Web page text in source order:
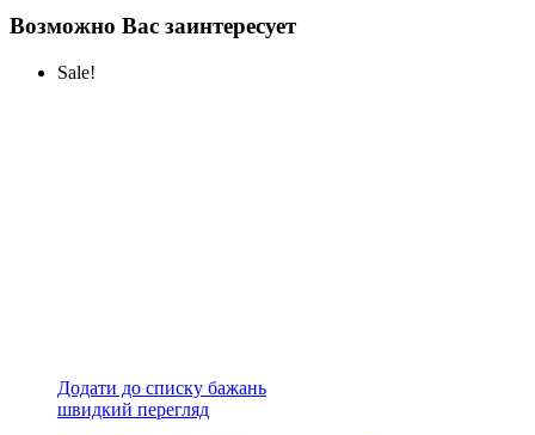
Возможно Вас заинтересует
Sale!
Додати до списку бажань
швидкий перегляд